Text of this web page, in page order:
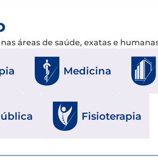
áreas de saúde, exatas e
Medicina
Fisioterapia